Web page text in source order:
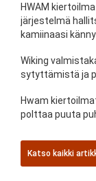
HWAM
järjestelmä
kamiinaasi
Wiking
sytyttämistä ja
Hwam
polttaa puuta
Katso kaikki